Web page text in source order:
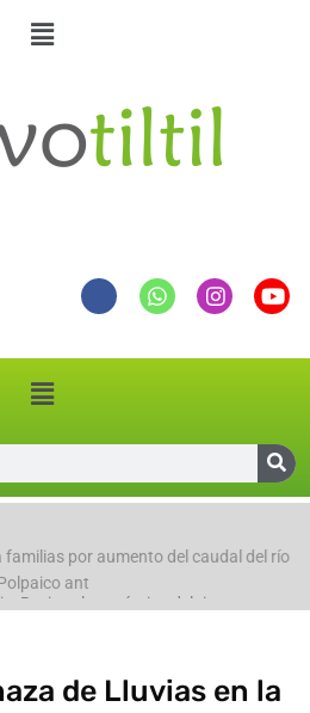
por aumento del caudal del río
ant
de Lluvias en la